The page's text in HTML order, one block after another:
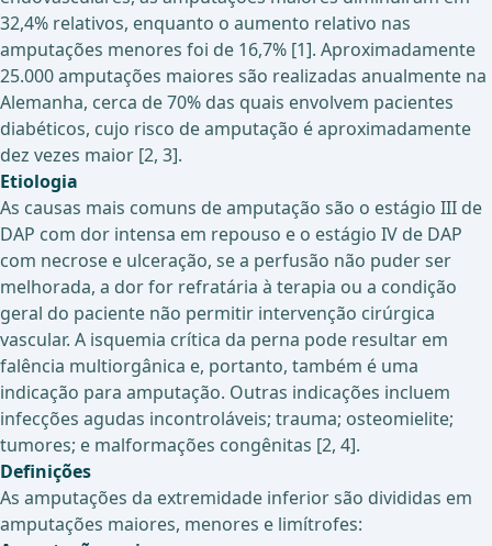
32,4% relativos, enquanto o aumento relativo nas
amputações menores foi de 16,7% [1]. Aproximadamente
25.000 amputações maiores são realizadas anualmente na
Alemanha, cerca de 70% das quais envolvem pacientes
diabéticos, cujo risco de amputação é aproximadamente
dez vezes maior [2, 3].
Etiologia
As causas mais comuns de amputação são o estágio III de
DAP com dor intensa em repouso e o estágio IV de DAP
com necrose e ulceração, se a perfusão não puder ser
melhorada, a dor for refratária à terapia ou a condição
geral do paciente não permitir intervenção cirúrgica
vascular. A isquemia crítica da perna pode resultar em
falência multiorgânica e, portanto, também é uma
indicação para amputação. Outras indicações incluem
infecções agudas incontroláveis; trauma; osteomielite;
tumores; e malformações congênitas [2, 4].
Definições
As amputações da extremidade inferior são divididas em
amputações maiores, menores e limítrofes: